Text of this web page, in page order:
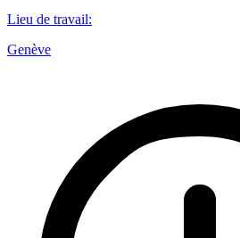
Lieu de travail:
Genève